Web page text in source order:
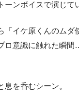
ーンボイスで演じて
「イケ原くんのムダ
ロ意識に触れた瞬
息を呑むシーン。